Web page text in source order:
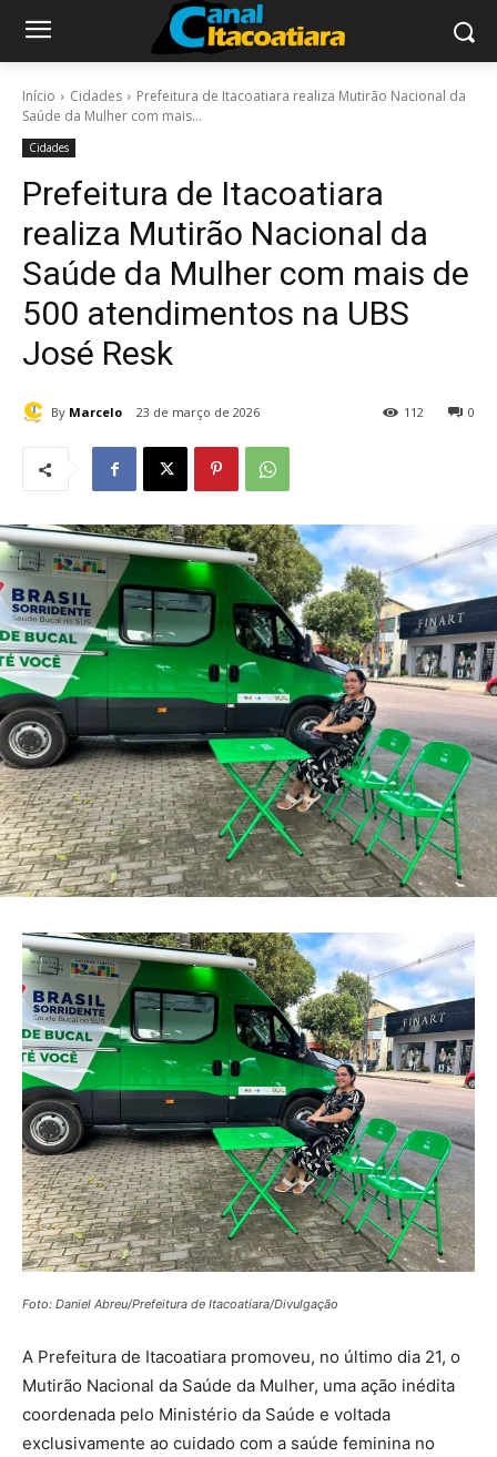
Início Cidades
Prefeitura de Itacoatiara realiza Mutirão Nacional da
Saúde da Mulher com mais...
Cidades
Prefeitura de Itacoatiara
realiza Mutirão Nacional da
Saúde da Mulher com mais de
500 atendimentos na UBS
José Resk
By Marcelo 23 de março de 2026 0
112
Foto: Daniel Abreu/Prefeitura de Itacoatiara/Divulgação
A Prefeitura de Itacoatiara promoveu, no último dia 21, o
Mutirão Nacional da Saúde da Mulher, uma ação inédita
coordenada pelo Ministério da Saúde e voltada
exclusivamente ao cuidado com a saúde feminina no